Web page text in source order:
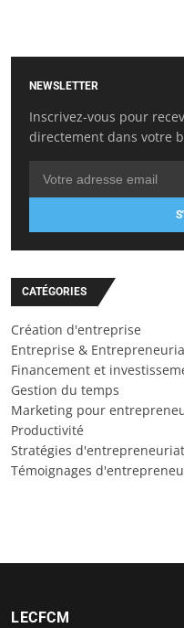
NEWSLETTER
Inscrivez-vous pour
directement dans votre
CATÉGORIES
Création d'entreprise
Entreprise &
Financement et
Gestion du temps
Marketing pour
Productivité
Stratégies d'entrepreneuriat
Témoignages
LECFCM